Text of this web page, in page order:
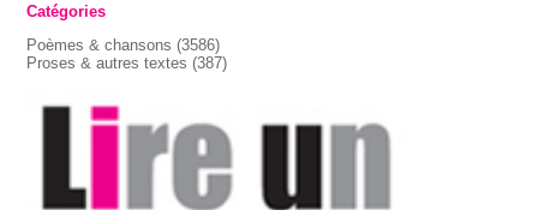
Catégories
Poèmes & chansons (3586)
Proses & autres textes (387)